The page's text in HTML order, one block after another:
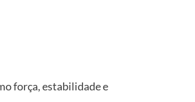
força, estabilidade e